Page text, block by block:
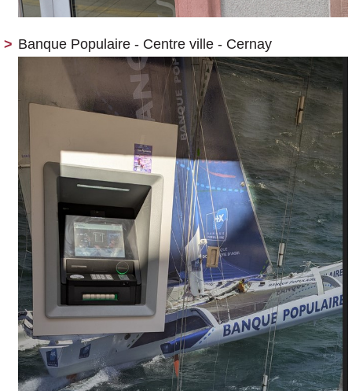
Banque Populaire - Centre ville - Cernay